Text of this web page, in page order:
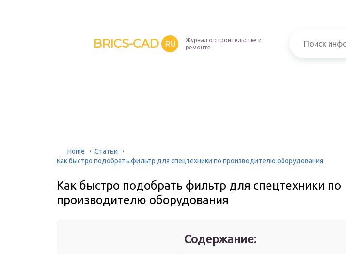
BRICS-CAD RU
Журнал о строительстве и
ремонте
Home
Cтатьи
Как быстро подобрать фильтр для спецтехники по производителю оборудования
Как быстро подобрать фильтр для спецтехники по
производителю оборудования
Содержание: